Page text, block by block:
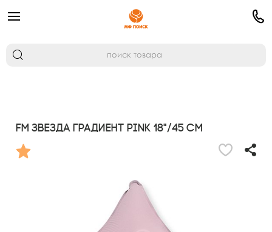
FM Звезда градиент PINK 18"/45 см